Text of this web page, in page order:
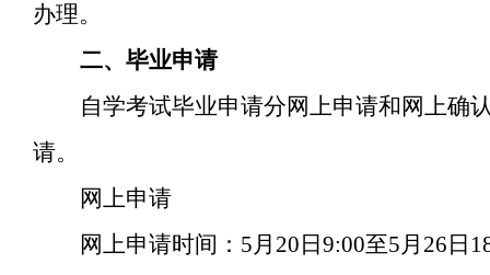
办理。
二、毕业申请
自学考试毕业申请分网上申请和网上确
请。
网上申请
网上申请时间：5月20日9:00至5月26日